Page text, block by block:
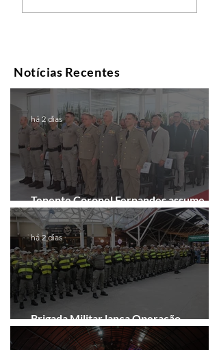
Notícias Recentes
Tenente Coronel Fernandes assume
comando do 41º BPM em Gramado
há 2 dias
Brigada Militar lança Operação
Convergência na Região das Hortênsias
há 2 dias